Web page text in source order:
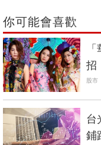
你可能會喜歡
招
股市
台
鋪